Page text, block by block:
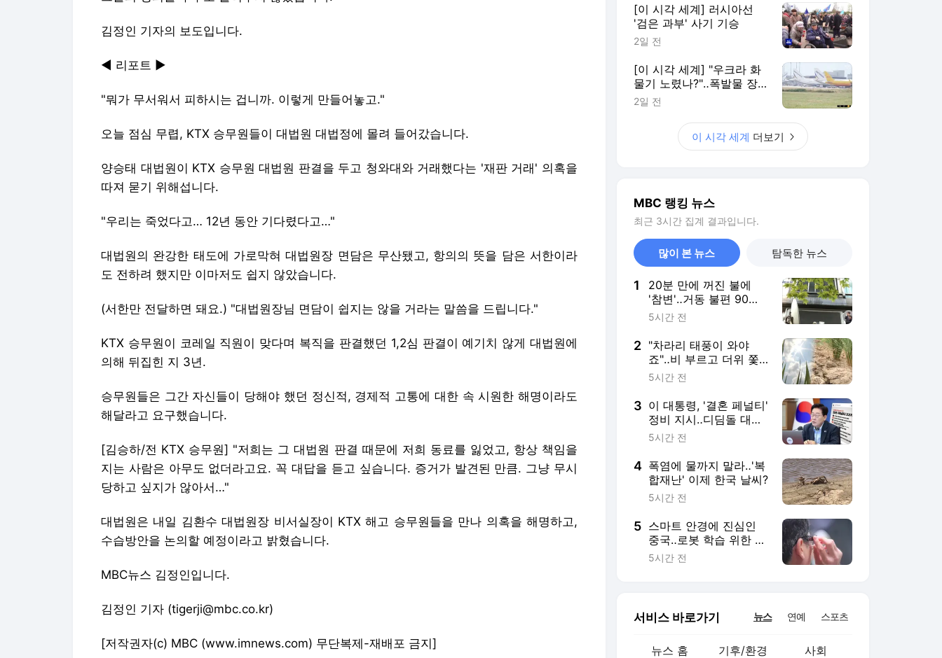
김정인 기자의 보도입니다.
◀ 리포트 ▶
"뭐가 무서워서 피하시는 겁니까. 이렇게 만들어놓고."
오늘 점심 무렵, KTX 승무원들이 대법원 대법정에 몰려 들어갔습니다.
양승태 대법원이 KTX 승무원 대법원 판결을 두고 청와대와 거래했다는 '재판 거래' 의혹을
따져 묻기 위해섭니다.
"우리는 죽었다고… 12년 동안 기다렸다고…"
대법원의 완강한 태도에 가로막혀 대법원장 면담은 무산됐고, 항의의 뜻을 담은 서한이라
도 전하려 했지만 이마저도 쉽지 않았습니다.
(서한만 전달하면 돼요.) "대법원장님 면담이 쉽지는 않을 거라는 말씀을 드립니다."
KTX 승무원이 코레일 직원이 맞다며 복직을 판결했던 1,2심 판결이 예기치 않게 대법원에
의해 뒤집힌 지 3년.
승무원들은 그간 자신들이 당해야 했던 정신적, 경제적 고통에 대한 속 시원한 해명이라도
해달라고 요구했습니다.
[김승하/전 KTX 승무원] "저희는 그 대법원 판결 때문에 저희 동료를 잃었고, 항상 책임을
지는 사람은 아무도 없더라고요. 꼭 대답을 듣고 싶습니다. 증거가 발견된 만큼. 그냥 무시
당하고 싶지가 않아서…"
대법원은 내일 김환수 대법원장 비서실장이 KTX 해고 승무원들을 만나 의혹을 해명하고,
수습방안을 논의할 예정이라고 밝혔습니다.
MBC뉴스 김정인입니다.
김정인 기자 (tigerji@mbc.co.kr)
[저작권자(c) MBC (www.imnews.com) 무단복제-재배포 금지]
[이 시각 세계] 러시아선
'검은 과부' 사기 기승
2일 전
[이 시각 세계] "우크라 화
물기 노렸나?"‥폭발물 장
착 드론 발견
2일 전
이 시각 세계 더보기
MBC 랭킹 뉴스
최근 3시간 집계 결과입니다.
많이 본 뉴스 탐독한 뉴스
1
20분 만에 꺼진 불에
'참변'‥거동 불편 90대
·60대 모녀 숨져
5시간 전
2 "차라리 태풍이 와야
죠"‥비 부르고 더위 쫓
을 '효자 태풍'은 언제?
5시간 전
3 이 대통령, '결혼 페널티'
정비 지시‥디딤돌 대출·
특공 가점 등 22개 개편
5시간 전
4 폭염에 물까지 말라‥'복
합재난' 이제 한국 날씨?
5시간 전
5 스마트 안경에 진심인
중국‥로봇 학습 위한 데
이터 확보가 목적?
5시간 전
서비스 바로가기 뉴스 연예 스포츠
뉴스 홈 기후/환경 사회